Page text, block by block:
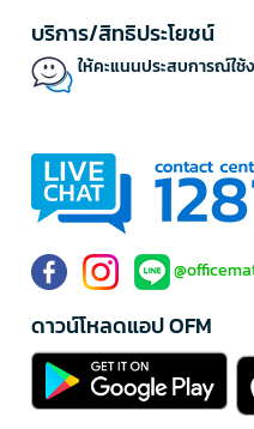
บริการ/สิทธิประโยชน์
ให้คะแนนประสบการณ์ใช้
ดาวน์โหลดแอป OFM